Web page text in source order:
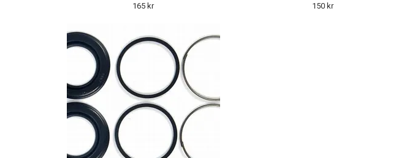
165 kr 150 kr